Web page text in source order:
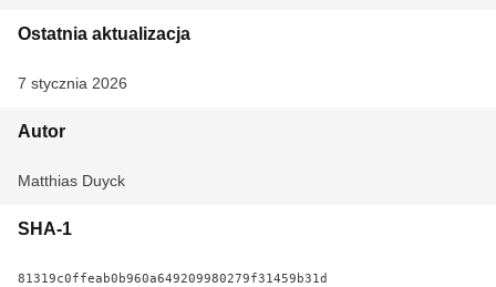
Ostatnia aktualizacja
7 stycznia 2026
Autor
‪‪‪‪‪‪‪‪‪Matthias Duyck‬
SHA-1
81319c0ffeab0b960a649209980279f31459b31d